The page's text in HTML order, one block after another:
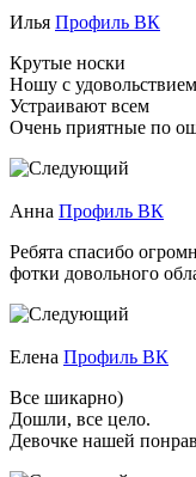
Илья Профиль ВК
Крутые носки
Ношу с удовольствием
Устраивают всем
Очень приятные по
Анна Профиль ВК
Ребята спасибо
фотки довольного
Елена Профиль ВК
Все шикарно)
Дошли, все цело.
Девочке нашей